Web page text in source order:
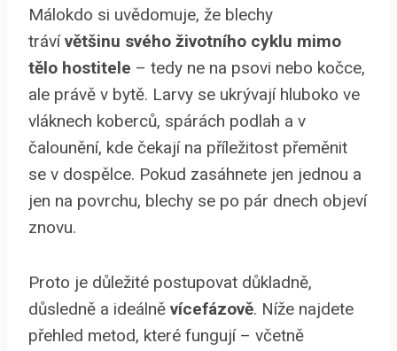
Málokdo si uvědomuje, že blechy
trávívětšinu svého životního cyklu mimo
tělo hostitele – tedy ne na psovi nebo kočce,
ale právě v bytě. Larvy se ukrývají hluboko ve
vláknech koberců, spárách podlah a v
čalounění, kde čekají na příležitost přeměnit
se v dospělce. Pokud zasáhnete jen jednou a
jen na povrchu, blechy se po pár dnech objeví
znovu.
Proto je důležité postupovat důkladně,
důsledně a ideálně vícefázově. Níže najdete
přehled metod, které fungují – včetně